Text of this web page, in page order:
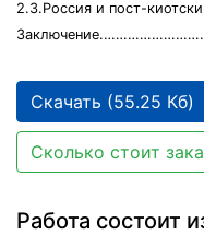
2.3.Россия и пост-
Скачать (55.25 Кб)
Сколько стоит
Работа состоит